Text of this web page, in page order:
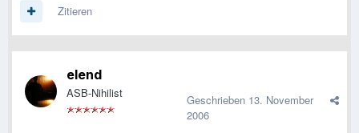
Zitieren
elend
ASB-Nihilist Geschrieben 13. November
2006